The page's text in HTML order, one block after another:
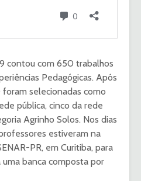
contou com 650 trabalhos
Pedagógicas. Após
selecionadas como
pública, cinco da rede
Agrinho Solos. Nos dias
estiveram na
PR, em Curitiba, para
banca composta por